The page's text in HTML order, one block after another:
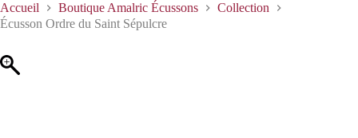
Accueil Boutique Amalric Écussons
Collection
Écusson Ordre du Saint Sépulcre